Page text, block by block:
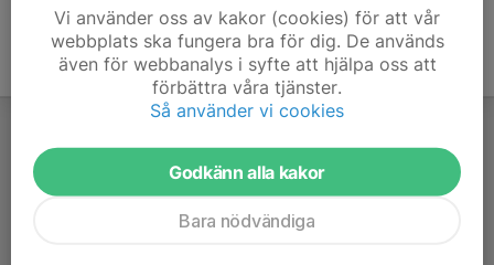
Vi använder oss av kakor (cookies) för att vår
webbplats ska fungera bra för dig. De används
även för webbanalys i syfte att hjälpa oss att
förbättra våra tjänster.
Så använder vi cookies
Godkänn alla kakor
Bara nödvändiga